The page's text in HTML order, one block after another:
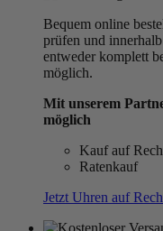
Bequem online
prüfen und
entweder komplett
möglich.
Mit unserem
möglich
Kauf auf
Ratenkauf
Jetzt Uhren auf